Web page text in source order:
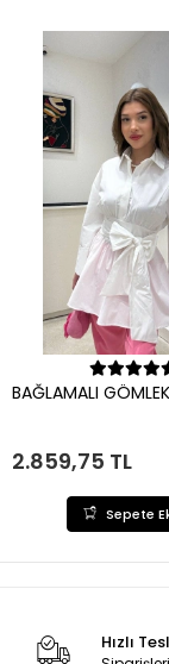
Sepete
BAĞLAMALI GÖMLEK
2.859,75 TL
Sepete
Hızlı